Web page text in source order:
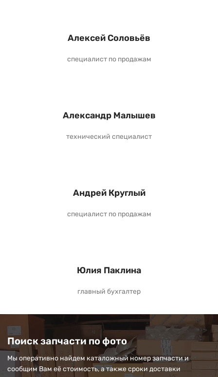
Алексей Соловьёв
специалист по продажам
Александр Малышев
технический специалист
Андрей Круглый
специалист по продажам
Юлия Паклина
главный бухгалтер
Поиск запчасти по фото
Мы оперативно найдем каталожный номер запчасти и
сообщим Вам её стоимость, а также сроки доставки